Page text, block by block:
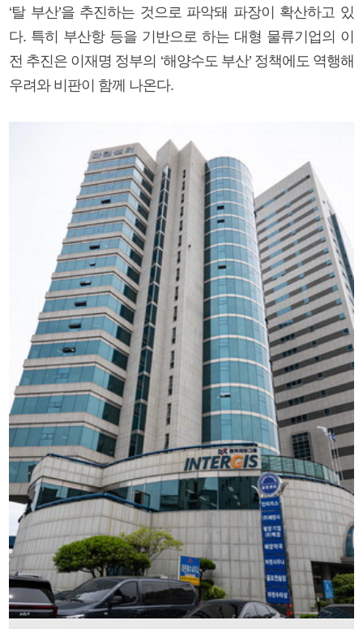
‘탈 부산’을 추진하는 것으로 파악돼 파장이 확산하고 있
다. 특히 부산항 등을 기반으로 하는 대형 물류기업의 이
전 추진은 이재명 정부의 ‘해양수도 부산’ 정책에도 역행해
우려와 비판이 함께 나온다.